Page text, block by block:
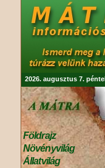
2026. augusztus 7.
Földrajz
Növényvilág
Állatvilág